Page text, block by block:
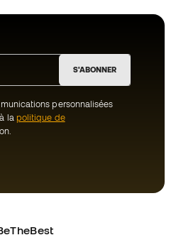
S'ABONNER
personnalisées
la politique de